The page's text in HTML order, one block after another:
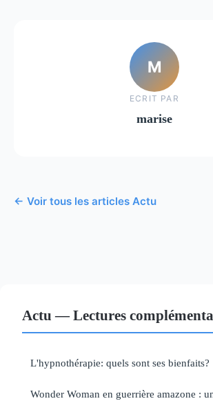
M
ECRIT PAR
marise
← Voir tous les articles Actu
Actu — Lectures
L'hypnothérapie: quels sont ses bienfaits?
Wonder Woman en guerrière amazone :